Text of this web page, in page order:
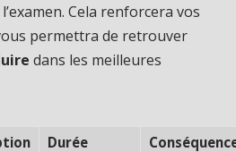
Cela renforcera vos
permettra de retrouver
dans les meilleures
Durée